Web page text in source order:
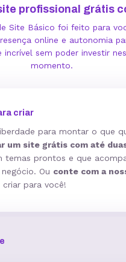
profissional grátis
Site Básico foi feito para
online e autonomia
incrível sem poder investir
momento.
criar
para montar o que
um site grátis com até
temas prontos e que
Ou conte com a
para você!